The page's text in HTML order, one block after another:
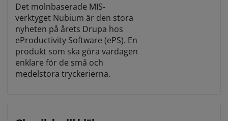
Det molnbaserade MIS-
verktyget Nubium är den stora
nyheten på årets Drupa hos
eProductivity Software (ePS). En
produkt som ska göra vardagen
enklare för de små och
medelstora tryckerierna.